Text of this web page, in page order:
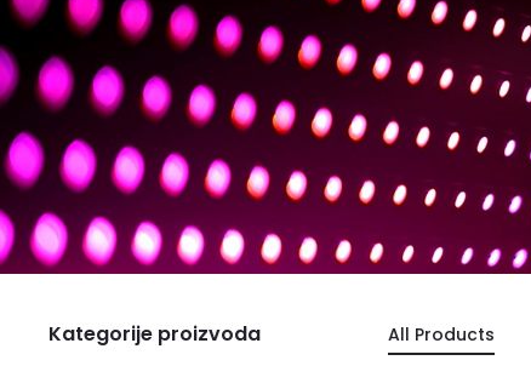
All Products
Kategorije proizvoda